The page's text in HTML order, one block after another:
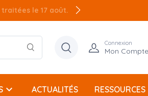
traitées le 17 août.
Connexion
Mon Compte
keyboard_arrow_down ACTUALITÉS RESSOURCES